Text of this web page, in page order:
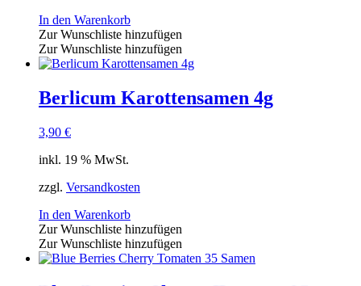
In den Warenkorb
Zur Wunschliste hinzufügen
Zur Wunschliste hinzufügen
Berlicum Karottensamen 4g
3,90 €
inkl. 19 % MwSt.
zzgl. Versandkosten
In den Warenkorb
Zur Wunschliste hinzufügen
Zur Wunschliste hinzufügen